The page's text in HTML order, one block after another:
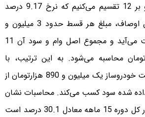
درصد را در 5 ضرب و بر 12 تقسیم می‌کنیم که نرخ 9.17 درصد
به‌دست می‌آید. با این اوصاف، مبلغ هر قسط حدود 3 میلیون و
963 هزارتومان به‌دست می‌آید و مجموع اصل وام و سود آن 11
و 890 هزار تومان محاسبه می‌شود. به این ترتیب، با
شرایط گفته شده، شرکت خودروساز یک میلیون و 890 هزارتومان از
میلیونی داده شده سود کسب می‌کند. محاسبات نشان
می‌دهد که نرخ موثر در کل دوره 15 ماهه معادل 30.1 درصد است